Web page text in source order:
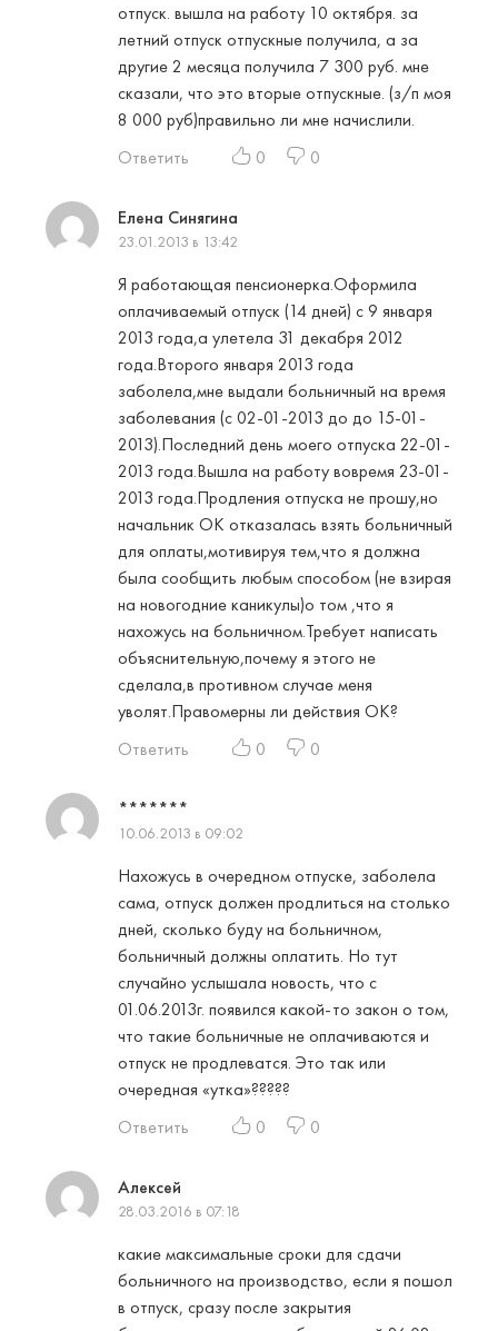
отпуск. вышла на работу 10 октября. за
летний отпуск отпускные получила, а за
другие 2 месяца получила 7 300 руб. мне
сказали, что это вторые отпускные. (з/п моя
8 000 руб)правильно ли мне начислили.
Ответить
0 0
Елена Cинягина
23.01.2013 в 13:42
Я работающая пенсионерка.Оформила
оплачиваемый отпуск (14 дней) с 9 января
2013 года,а улетела 31 декабря 2012
года.Второго января 2013 года
заболела,мне выдали больничный на время
заболевания (с 02-01-2013 до до 15-01-
2013).Последний день моего отпуска 22-01-
2013 года.Вышла на работу вовремя 23-01-
2013 года.Продления отпуска не прошу,но
начальник ОК отказалась взять больничный
для оплаты,мотивируя тем,что я должна
была сообщить любым способом (не взирая
на новогодние каникулы)о том ,что я
нахожусь на больничном.Требует написать
объяснительную,почему я этого не
сделала,в противном случае меня
уволят.Правомерны ли действия ОК?
Ответить
0 0
*******
10.06.2013 в 09:02
Нахожусь в очередном отпуске, заболела
сама, отпуск должен продлиться на столько
дней, сколько буду на больничном,
больничный должны оплатить. Но тут
случайно услышала новость, что с
01.06.2013г. появился какой-то закон о том,
что такие больничные не оплачиваются и
отпуск не продлеватся. Это так или
очередная «утка»?????
Ответить
0 0
Алексей
28.03.2016 в 07:18
какие максимальные сроки для сдачи
больничного на производство, если я пошол
в отпуск, сразу после закрытия